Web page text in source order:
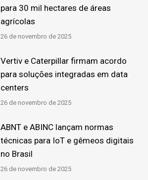
para 30 mil hectares de áreas
agrícolas
26 de novembro de 2025
Vertiv e Caterpillar firmam acordo
para soluções integradas em data
centers
26 de novembro de 2025
ABNT e ABINC lançam normas
técnicas para IoT e gêmeos digitais
no Brasil
26 de novembro de 2025